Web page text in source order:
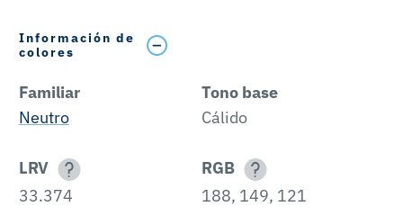
Información de
colores
Familiar
Neutro
Tono base
Cálido
LRV
33.374
RGB
188, 149, 121